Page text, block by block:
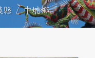
縣 中埔鄉